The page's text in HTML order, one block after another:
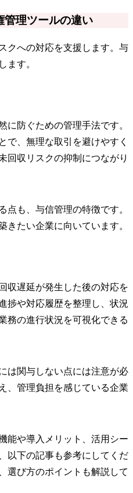
管理ツールの違い
クへの対応を支援します。与
ます。
に防ぐための管理手法です。
で、無理な取引を避けやすく
回収リスクの抑制につながり
点も、与信管理の特徴です。
きたい企業に向いています。
収遅延が発生した後の対応を
捗や対応履歴を整理し、状況
務の進行状況を可視化できる
は関与しない点には注意が必
、管理負担を感じている企業
能や導入メリット、活用シー
以下の記事も参考にしてくだ
選び方のポイントも解説して